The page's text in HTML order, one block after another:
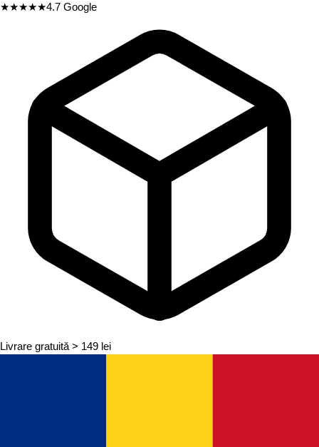
★★★★★4.7 Google
Livrare gratuită > 149 lei